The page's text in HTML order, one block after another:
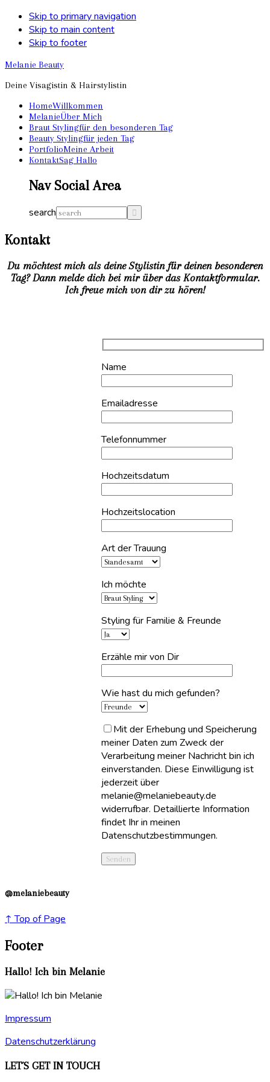
Skip to primary navigation
Skip to main content
Skip to footer
Melanie Beauty
Deine Visagistin & Hairstylistin
HomeWillkommen
MelanieÜber Mich
Braut Stylingfür den besonderen Tag
Beauty Stylingfür jeden Tag
PortfolioMeine Arbeit
KontaktSag Hallo
Nav Social Area
search
Kontakt
Du möchtest mich als deine Stylistin für deinen besonderen
Tag? Dann melde dich bei mir über das Kontaktformular.
Ich freue mich von dir zu hören!
Name
Emailadresse
Telefonnummer
Hochzeitsdatum
Hochzeitslocation
Art der Trauung
Ich möchte
Styling für Familie & Freunde
Erzähle mir von Dir
Wie hast du mich gefunden?
Mit der Erhebung und Speicherung
meiner Daten zum Zweck der
Verarbeitung meiner Nachricht bin ich
einverstanden. Diese Einwilligung ist
jederzeit über
melanie@melaniebeauty.de
widerrufbar. Detaillierte Information
findet Ihr in meinen
Datenschutzbestimmungen.
@melaniebeauty
↑ Top of Page
Footer
Hallo! Ich bin Melanie
Impressum
Datenschutzerklärung
LET´S GET IN TOUCH